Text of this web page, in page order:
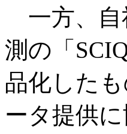
一方、自
測の「
品化した
ータ提供